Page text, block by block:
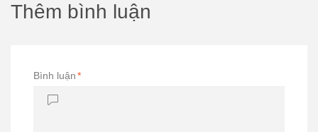
Thêm bình luận
Bình luận*